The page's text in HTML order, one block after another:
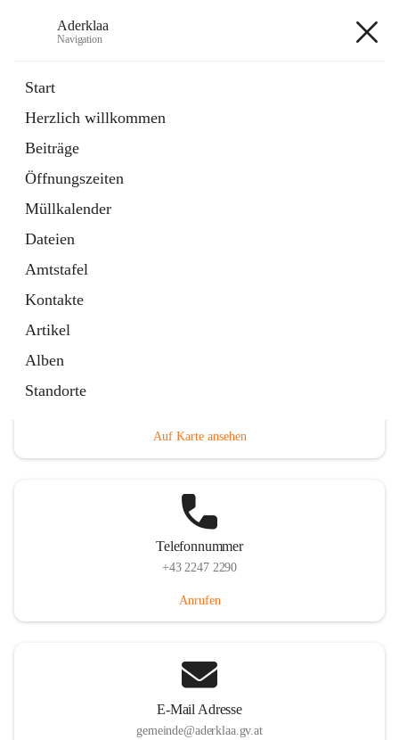
Aderklaa
Navigation
Start
Herzlich willkommen
Beiträge
Öffnungszeiten
Müllkalender
Dateien
Amtstafel
Kontakte
Artikel
Alben
Standorte
6 Schnellzugriffe
Gemeinde
3 Schnellzugriffe
Auf Karte ansehen
Telefonnummer
+43 2247 2290
Anrufen
E-Mail Adresse
gemeinde@aderklaa.gv.at